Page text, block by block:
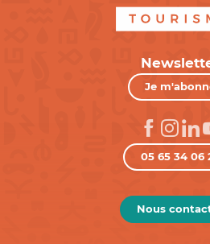
Je
05 65 34 06
Nous